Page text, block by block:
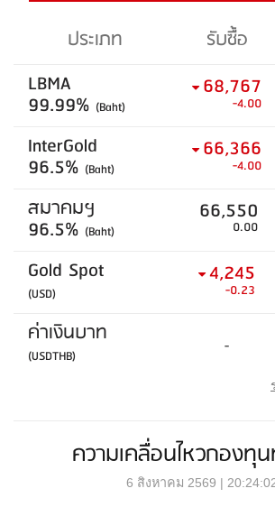
ประเภท รับซื้อ
LBMA
99.99% (Baht)
68,767
-4.00
InterGold
96.5% (Baht)
66,366
-4.00
สมาคมฯ
96.5% (Baht)
66,550
0.00
Gold Spot
(USD)
4,245
-0.23
ค่าเงินบาท
(USDTHB) -
ความเคลื่อนไหวกองทุ
6 สิงหาคม 2569 |